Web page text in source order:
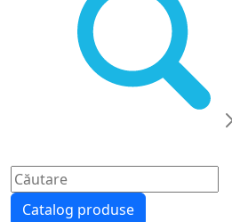
Catalog produse